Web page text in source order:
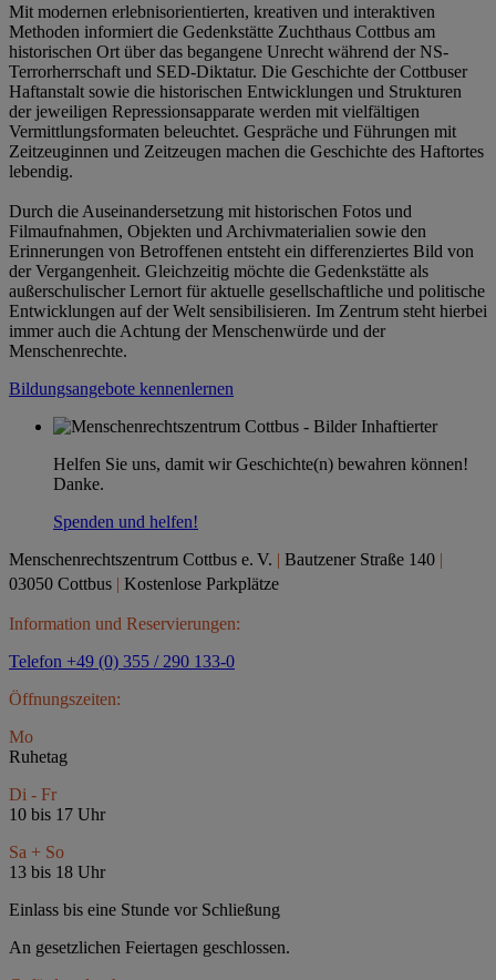
Mit modernen erlebnisorientierten, kreativen und interaktiven
Methoden informiert die Gedenkstätte Zuchthaus Cottbus am
historischen Ort über das begangene Unrecht während der NS-
Terrorherrschaft und SED-Diktatur. Die Geschichte der Cottbuser
Haftanstalt sowie die historischen Entwicklungen und Strukturen
der jeweiligen Repressionsapparate werden mit vielfältigen
Vermittlungsformaten beleuchtet. Gespräche und Führungen mit
Zeitzeuginnen und Zeitzeugen machen die Geschichte des Haftortes
lebendig.
Durch die Auseinandersetzung mit historischen Fotos und
Filmaufnahmen, Objekten und Archivmaterialien sowie den
Erinnerungen von Betroffenen entsteht ein differenziertes Bild von
der Vergangenheit. Gleichzeitig möchte die Gedenkstätte als
außerschulischer Lernort für aktuelle gesellschaftliche und politische
Entwicklungen auf der Welt sensibilisieren. Im Zentrum steht hierbei
immer auch die Achtung der Menschenwürde und der
Menschenrechte.
Bildungsangebote kennenlernen
Helfen Sie uns, damit wir Geschichte(n) bewahren können!
Danke.
Spenden und helfen!
Menschenrechtszentrum Cottbus e. V. | Bautzener Straße 140 |
03050 Cottbus | Kostenlose Parkplätze
Information und Reservierungen:
Telefon +49 (0) 355 / 290 133-0
Öffnungszeiten:
Mo
Ruhetag
Di - Fr
10 bis 17 Uhr
Sa + So
13 bis 18 Uhr
Einlass bis eine Stunde vor Schließung
An gesetzlichen Feiertagen geschlossen.